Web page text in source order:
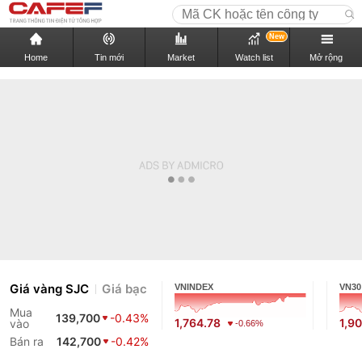
Home Tin mới Market Watch list
New
Mở rộng
Giá vàng SJC Giá bạc
Mua
vào
139,700
-0.43%
Bán ra
142,700 -0.42%
VNINDEX
1,764.78 -0.66%
VN30